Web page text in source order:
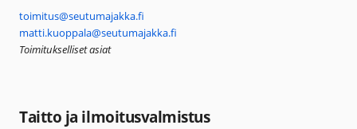
toimitus@seutumajakka.fi
matti.kuoppala@seutumajakka.fi
Toimitukselliset asiat
Taitto ja ilmoitusvalmistus